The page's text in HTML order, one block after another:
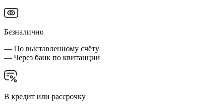
Безналично
— По выставленному счёту
— Через банк по квитанции
В кредит или рассрочку